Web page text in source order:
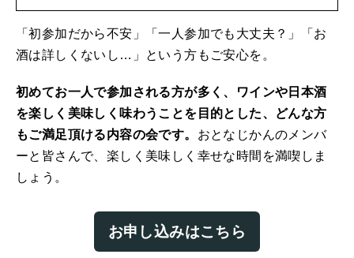
「初参加だから不安」「一人参加でも大丈夫？」「お
酒は詳しくないし…」という方もご安心を。
初めてお一人で参加される方が多く、ワインや日本酒
を楽しく美味しく味わうことを目的とした、どんな方
もご満足頂ける内容の会です。 おとなじかんのメンバ
ーと皆さんで、楽しく美味しく幸せな時間を満喫しま
しょう。
お申し込みはこちら